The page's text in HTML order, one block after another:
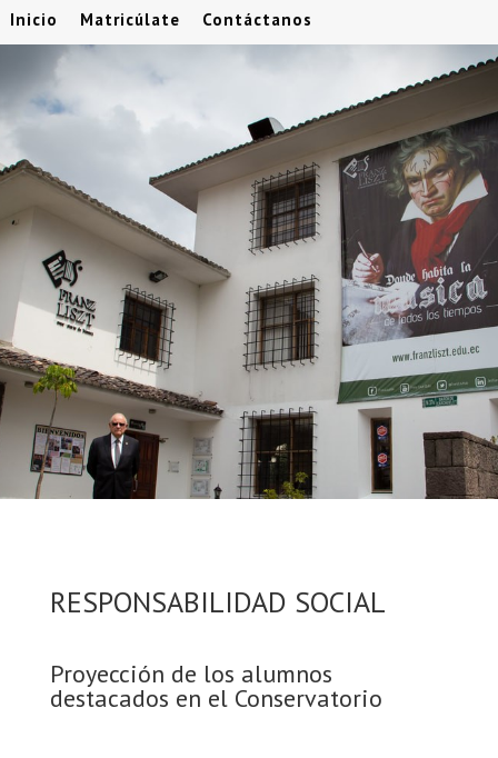
Inicio Matricúlate Contáctanos
RESPONSABILIDAD SOCIAL
Proyección de los alumnos
destacados en el Conservatorio